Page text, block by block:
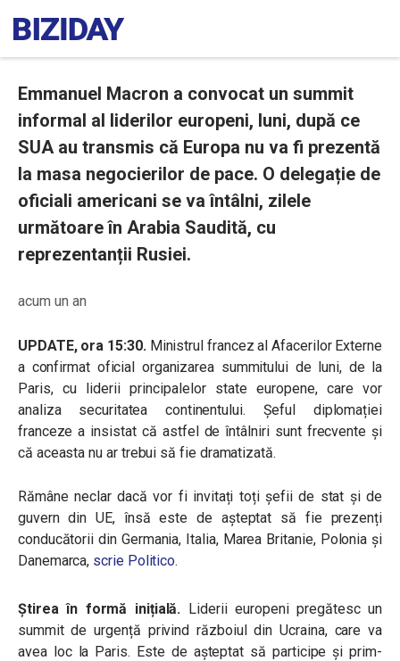
Emmanuel Macron a convocat un summit
informal al liderilor europeni, luni, după ce
SUA au transmis că Europa nu va fi prezentă
la masa negocierilor de pace. O delegație de
oficiali americani se va întâlni, zilele
următoare în Arabia Saudită, cu
reprezentanții Rusiei.
acum un an
UPDATE, ora 15:30. Ministrul francez al Afacerilor Externe
a confirmat oficial organizarea summitului de luni, de la
Paris, cu liderii principalelor state europene, care vor
analiza securitatea continentului. Șeful diplomației
franceze a insistat că astfel de întâlniri sunt frecvente și
că aceasta nu ar trebui să fie dramatizată.
Rămâne neclar dacă vor fi invitați toți șefii de stat și de
guvern din UE, însă este de așteptat să fie prezenți
conducătorii din Germania, Italia, Marea Britanie, Polonia și
Danemarca, scrie Politico.
Știrea în formă inițială. Liderii europeni pregătesc un
summit de urgență privind războiul din Ucraina, care va
avea loc la Paris. Este de așteptat să participe și prim-